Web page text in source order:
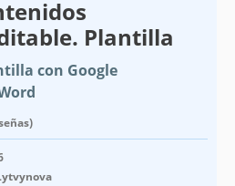
Plantilla
con Google